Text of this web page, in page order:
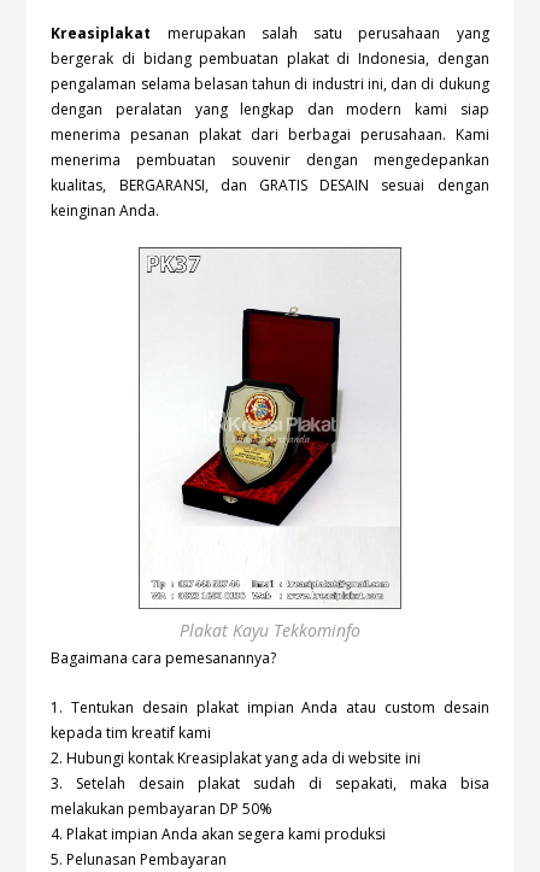
Kreasiplakat merupakan salah satu perusahaan yang
bergerak di bidang pembuatan plakat di Indonesia, dengan
pengalaman selama belasan tahun di industri ini, dan di dukung
dengan peralatan yang lengkap dan modern kami siap
menerima pesanan plakat dari berbagai perusahaan. Kami
menerima pembuatan souvenir dengan mengedepankan
kualitas, BERGARANSI, dan GRATIS DESAIN sesuai dengan
keinginan Anda.
Plakat Kayu Tekkominfo
Bagaimana cara pemesanannya?
1. Tentukan desain plakat impian Anda atau custom desain
kepada tim kreatif kami
2. Hubungi kontak Kreasiplakat yang ada di website ini
3. Setelah desain plakat sudah di sepakati, maka bisa
melakukan pembayaran DP 50%
4. Plakat impian Anda akan segera kami produksi
5. Pelunasan Pembayaran